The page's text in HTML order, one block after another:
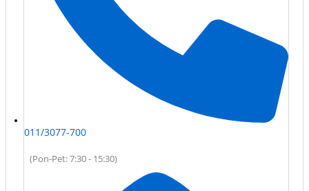
011/3077-700
(Pon-Pet: 7:30 - 15:30)